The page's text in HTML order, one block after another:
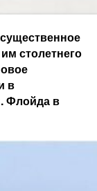
столетнего
в
Флойда в